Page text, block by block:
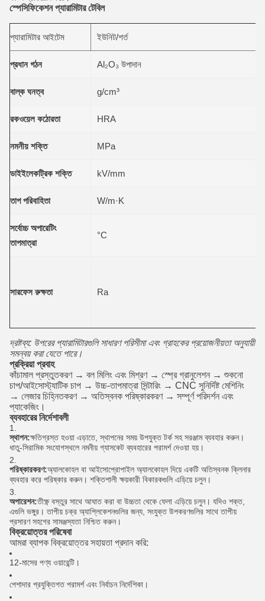
স্পেসিফিকেশন প্যারামিটার টেবিল
প্যারামিটার আইটেম ইউনিট/শর্ত
প্রধান গঠন Al₂O₃ উপাদান
বাল্ক ঘনত্ব g/cm³
রকওয়েল কঠোরতা HRA
নমনীয় শক্তি MPa
ডাইইলেকট্রিক শক্তি kV/mm
তাপ পরিবাহিতা W/m·K
সর্বোচ্চ অপারেটিং
তাপমাত্রা
°C
সারফেস রুক্ষতা Ra
দ্রষ্টব্য: উপরের প্যারামিটারগুলি সাধারণ পরিসীমা এবং গ্রাহকের প্রয়োজনীয়তা অনুযায়ী
সমন্বয় করা যেতে পারে।
প্রক্রিয়া প্রবাহ
কাঁচামাল প্রস্তুতকরণ → বল মিলিং এবং মিশ্রণ → স্প্রে গ্রানুলেশন → শুকনো
চাপ/আইসোস্ট্যাটিক চাপ → উচ্চ-তাপমাত্রা সিন্টারিং → CNC সুনির্দিষ্ট মেশিনিং
→ লেজার চিহ্নিতকরণ → অতিস্বনক পরিষ্কারকরণ → সম্পূর্ণ পরিদর্শন এবং
প্যাকেজিং।
ব্যবহারের নির্দেশাবলী
স্থাপন:ক্ষতিগ্রস্ত হওয়া এড়াতে, স্থাপনের সময় উপযুক্ত টর্ক সহ সরঞ্জাম ব্যবহার করুন।
ধাতু-সিরামিক সংযোগস্থলে নমনীয় গ্যাসকেট ব্যবহারের পরামর্শ দেওয়া হয়।
পরিষ্কারকরণ:অ্যালকোহল বা আইসোপ্রোপাইল অ্যালকোহল দিয়ে একটি অতিস্বনক ক্লিনার
ব্যবহার করে পরিষ্কার করুন। শক্তিশালী ক্ষয়কারী বিকারকগুলি এড়িয়ে চলুন।
অপারেশন:তীক্ষ্ণ বস্তুর সাথে আঘাত করা বা উচ্চতা থেকে ফেলা এড়িয়ে চলুন। যদিও শক্ত,
এগুলি ভঙ্গুর। তাপীয় চক্র অ্যাপ্লিকেশনগুলির জন্য, সংযুক্ত উপকরণগুলির সাথে তাপীয়
প্রসারণ সহগের সামঞ্জস্যতা নিশ্চিত করুন।
বিক্রয়োত্তর পরিষেবা
আমরা ব্যাপক বিক্রয়োত্তর সহায়তা প্রদান করি:
12-মাসের পণ্য ওয়ারেন্টি।
পেশাদার প্রযুক্তিগত পরামর্শ এবং নির্বাচন নির্দেশিকা।